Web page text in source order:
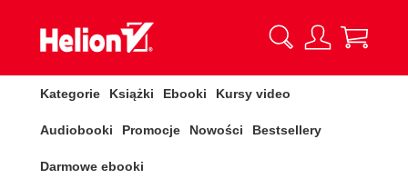
Kategorie Książki Ebooki Kursy video
Audiobooki Promocje Nowości Bestsellery
Darmowe ebooki